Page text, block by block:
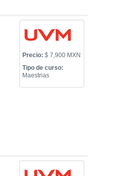
Precio: $ 7,900 MXN
Tipo de curso:
Maestrias